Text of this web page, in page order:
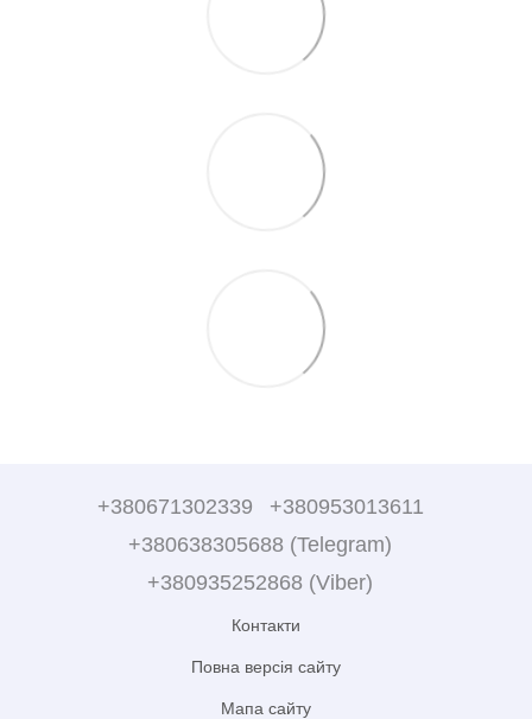
+380671302339
+380953013611
+380638305688 (Telegram)
+380935252868 (Viber)
Контакти
Повна версія сайту
Мапа сайту